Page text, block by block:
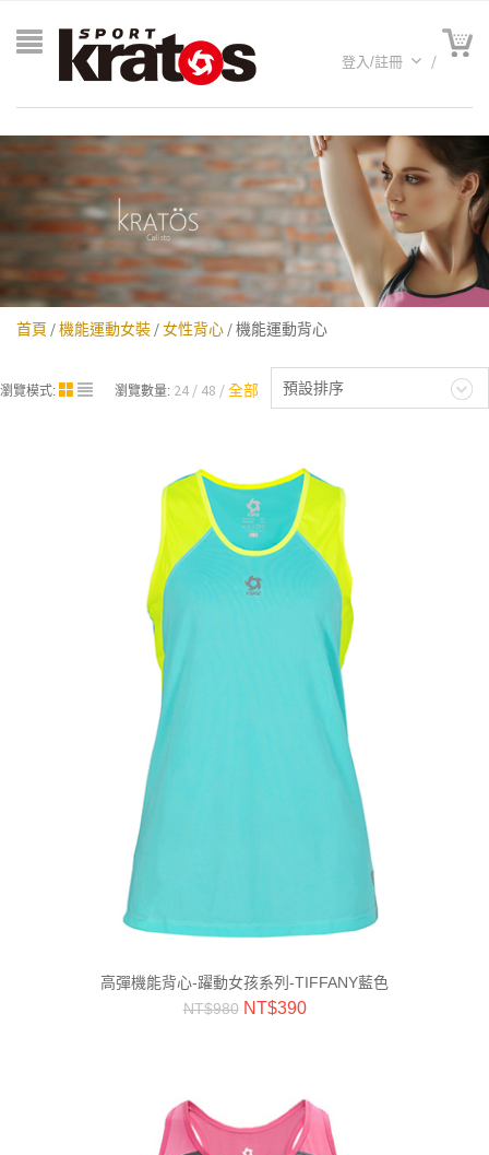
名
登入/註冊
首頁 /機能運動女裝 /女性背心 / 機能運動背心
預設排序
瀏覽模式: 瀏覽數量: 24 48 全部
高彈機能背心-躍動女孩系列-TIFFANY藍色
NT$980 NT$390